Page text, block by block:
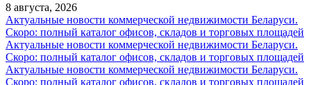
8 августа, 2026
Актуальные новости коммерческой недвижимости Беларуси.
Скоро: полный каталог офисов, складов и торговых площадей
Актуальные новости коммерческой недвижимости Беларуси.
Скоро: полный каталог офисов, складов и торговых площадей
Актуальные новости коммерческой недвижимости Беларуси.
Скоро: полный каталог офисов, складов и торговых площадей